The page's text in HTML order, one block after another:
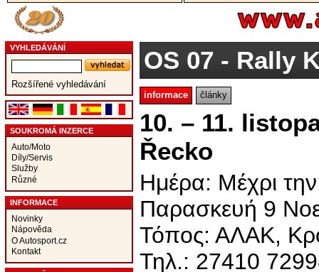
VYHLEDÁVÁNÍ
Rozšířené vyhledávání
SOUKROMÁ INZERCE
Auto/Moto
Díly/Servis
Služby
Různé
INFORMACE
Novinky
Nápověda
O Autosport.cz
Kontakt
OS 07 - Rally
informace články
10. – 11.
Řecko
Hμέρα: Μέχρι την
Παρασκευή 9
Τόπος: ΑΛΑΚ,
Τηλ.: 27410